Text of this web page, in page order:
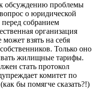
обсуждению проблемы
о юридической
собранием
организация
взять на себя
Только оно
жилищные тарифы.
стать протокол
комитет по
бы помягче сказать?!)